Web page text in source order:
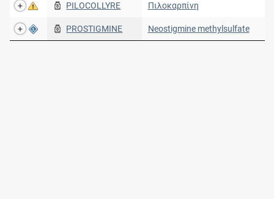
PILOCOLLYRE Πιλοκαρπίνη
PROSTIGMINE Neostigmine methylsulfate